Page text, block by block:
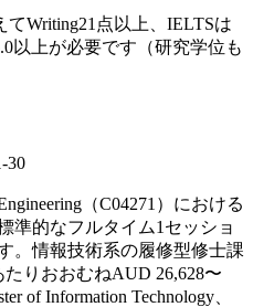
Writing21点以上、IELTSは
以上が必要です（研究学位も
30
（C04271）における
準的なフルタイム1セッショ
。情報技術系の履修型修士課
りおおむねAUD 26,628〜
of Information Technology、